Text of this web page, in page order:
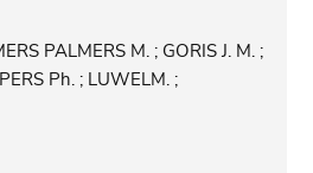
PALMERS M. ; GORIS J. M. ;
Ph. ; LUWELM. ;